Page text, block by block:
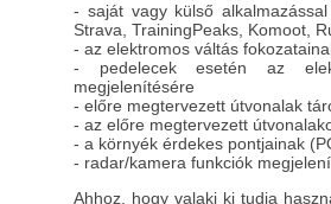
- saját vagy külső
Strava, TrainingPeaks, Komoot,
- az elektromos váltás
- pedelecek esetén az
megjelenítésére
- előre megtervezett útvonalak
- az előre megtervezett
- a környék érdekes pontjainak
- radar/kamera funkciók
Ahhoz, hogy valaki ki tudja